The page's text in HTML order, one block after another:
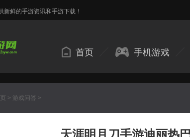
新鲜的手游资讯和手游下载！
首页 手机游戏
> 游戏问答 >
天涯明月刀手游迪丽热